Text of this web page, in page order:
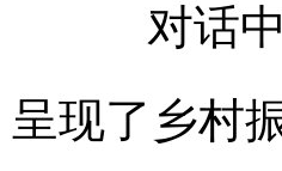
对话中
呈现了乡村